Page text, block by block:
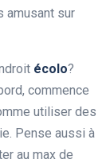
amusant sur
écolo?
commence
utiliser des
Pense aussi à
au max de